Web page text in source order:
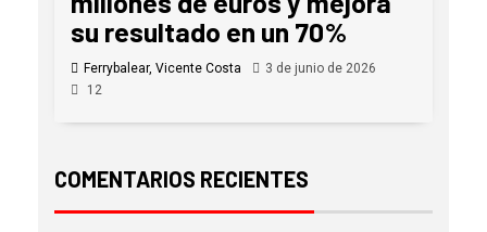
su resultado en un 70%
Ferrybalear, Vicente Costa
3 de junio de 2026
12
COMENTARIOS RECIENTES